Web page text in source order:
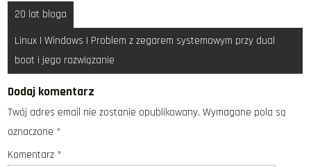
Nawigacja
wpisu
20 lat bloga
Linux | Windows | Problem z zegarem systemowym przy dual
boot i jego rozwiązanie
Dodaj komentarz
Twój adres email nie zostanie opublikowany. Wymagane pola są
oznaczone *
Komentarz *